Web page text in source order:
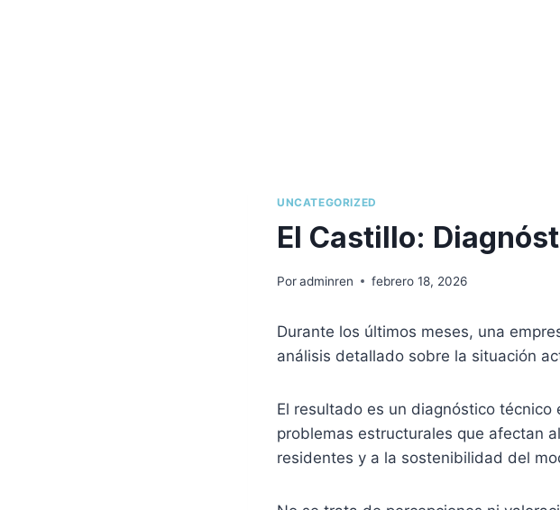
UNCATEGORIZED
El Castillo:
Poradminren febrero 18, 2026
Durante los últimos meses, una
análisis detallado sobre la situación
El resultado es un diagnóstico
problemas estructurales que afectan
residentes y a la sostenibilidad del